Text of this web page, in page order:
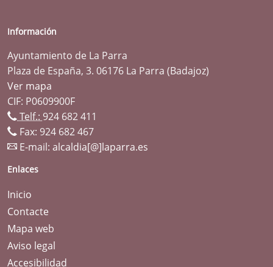
Información
Ayuntamiento de La Parra
Plaza de España, 3. 06176 La Parra (Badajoz)
Ver mapa
CIF: P0609900F
Telf.: 924 682 411
Fax: 924 682 467
E-mail: alcaldia[@]laparra.es
Enlaces
Inicio
Contacte
Mapa web
Aviso legal
Accesibilidad